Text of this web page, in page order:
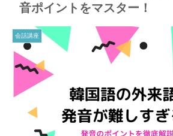
音ポイントをマスター！
会話講座